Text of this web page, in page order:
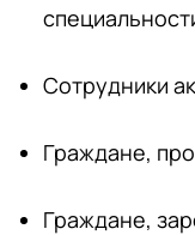
Сотрудники
Граждане,
Граждане,